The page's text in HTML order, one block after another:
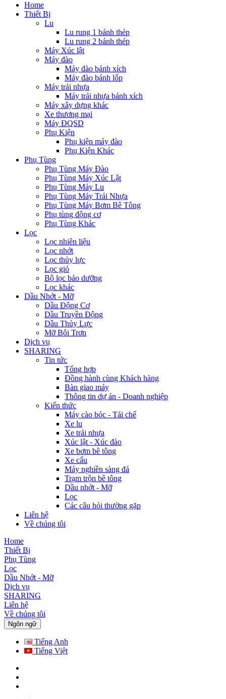
Home
Thiết Bị
Lu
Lu rung 1 bánh thép
Lu rung 2 bánh thép
Máy Xúc lật
Máy đào
Máy đào bánh xích
Máy đào bánh lốp
Máy trải nhựa
Máy trải nhựa bánh xích
Máy xây dựng khác
Xe thương mại
Máy ĐQSD
Phụ Kiện
Phụ kiện máy đào
Phụ Kiện Khác
Phụ Tùng
Phụ Tùng Máy Đào
Phụ Tùng Máy Xúc Lật
Phụ Tùng Máy Lu
Phụ Tùng Máy Trải Nhựa
Phụ Tùng Máy Bơm Bê Tông
Phụ tùng động cơ
Phụ Tùng Khác
Lọc
Lọc nhiên liệu
Lọc nhớt
Lọc thủy lực
Lọc gió
Bộ lọc bảo dưỡng
Lọc khác
Dầu Nhớt - Mỡ
Dầu Động Cơ
Dầu Truyền Động
Dầu Thủy Lực
Mỡ Bôi Trơn
Dịch vụ
SHARING
Tin tức
Tổng hợp
Đồng hành cùng Khách hàng
Bàn giao máy
Thông tin dự án - Doanh nghiệp
Kiến thức
Máy cào bóc - Tái chế
Xe lu
Xe trải nhựa
Xúc lật - Xúc đào
Xe bơm bê tông
Xe cẩu
Máy nghiền sàng đá
Trạm trộn bê tông
Dầu nhớt - Mỡ
Lọc
Các câu hỏi thường gặp
Liên hệ
Về chúng tôi
Home
Thiết Bị
Phụ Tùng
Lọc
Dầu Nhớt - Mỡ
Dịch vụ
SHARING
Liên hệ
Về chúng tôi
Ngôn ngữ
Tiếng Anh
Tiếng Việt